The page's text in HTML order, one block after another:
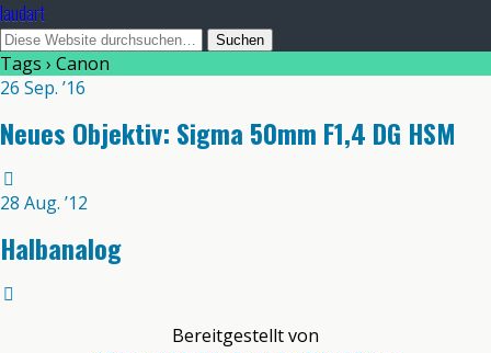
laudart
Tags › Canon
26 Sep. ’16
Neues Objektiv: Sigma 50mm F1,4 DG HSM
28 Aug. ’12
Halbanalog
Bereitgestellt von